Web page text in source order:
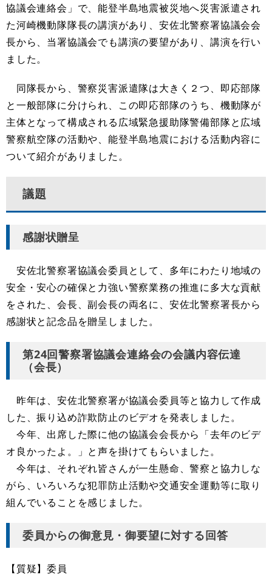
協議会連絡会」で、能登半島地震被災地へ災害派遣され
た河崎機動隊隊長の講演があり、安佐北警察署協議会会
長から、当署協議会でも講演の要望があり、講演を行い
ました。
同隊長から、警察災害派遣隊は大きく２つ、即応部隊
と一般部隊に分けられ、この即応部隊のうち、機動隊が
主体となって構成される広域緊急援助隊警備部隊と広域
警察航空隊の活動や、能登半島地震における活動内容に
ついて紹介がありました。
議題
感謝状贈呈
安佐北警察署協議会委員として、多年にわたり地域の
安全・安心の確保と力強い警察業務の推進に多大な貢献
をされた、会長、副会長の両名に、安佐北警察署長から
感謝状と記念品を贈呈しました。
第24回警察署協議会連絡会の会議内容伝達
（会長）
昨年は、安佐北警察署が協議会委員等と協力して作成
した、振り込め詐欺防止のビデオを発表しました。
今年、出席した際に他の協議会会長から「去年のビデ
オ良かったよ。」と声を掛けてもらいました。
今年は、それぞれ皆さんが一生懸命、警察と協力しな
がら、いろいろな犯罪防止活動や交通安全運動等に取り
組んでいることを感じました。
委員からの御意見・御要望に対する回答
【質疑】委員